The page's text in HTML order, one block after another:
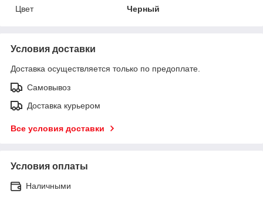
Цвет
Черный
Условия доставки
Доставка осуществляется только по предоплате.
Самовывоз
Доставка курьером
Все условия доставки
Условия оплаты
Наличными